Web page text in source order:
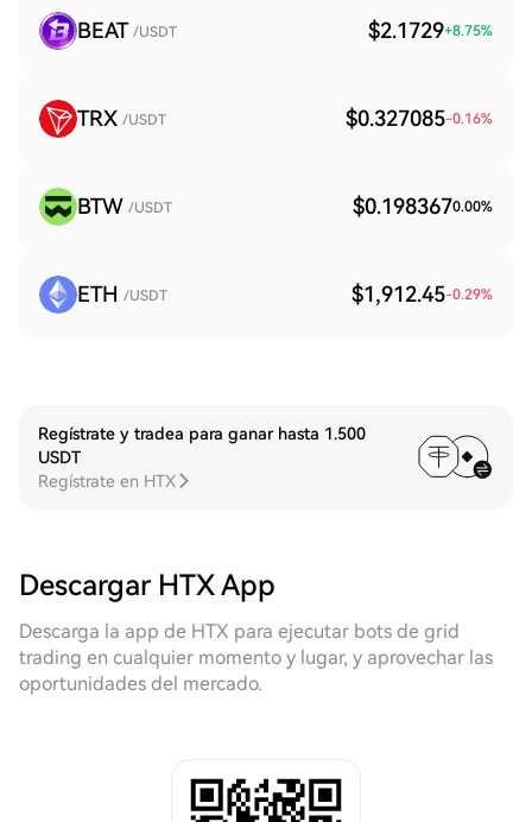
BEAT /USDT $2.1729+8.75%
TRX /USDT $0.327085-0.16%
BTW /USDT $0.1983670.00%
ETH /USDT $1,912.45-0.29%
Regístrate y tradea para ganar hasta 1.500
USDT
Regístrate en HTX
Descargar HTX App
Descarga la app de HTX para ejecutar bots de grid
trading en cualquier momento y lugar, y aprovechar las
oportunidades del mercado.